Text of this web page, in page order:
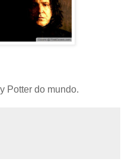
Potter do mundo.